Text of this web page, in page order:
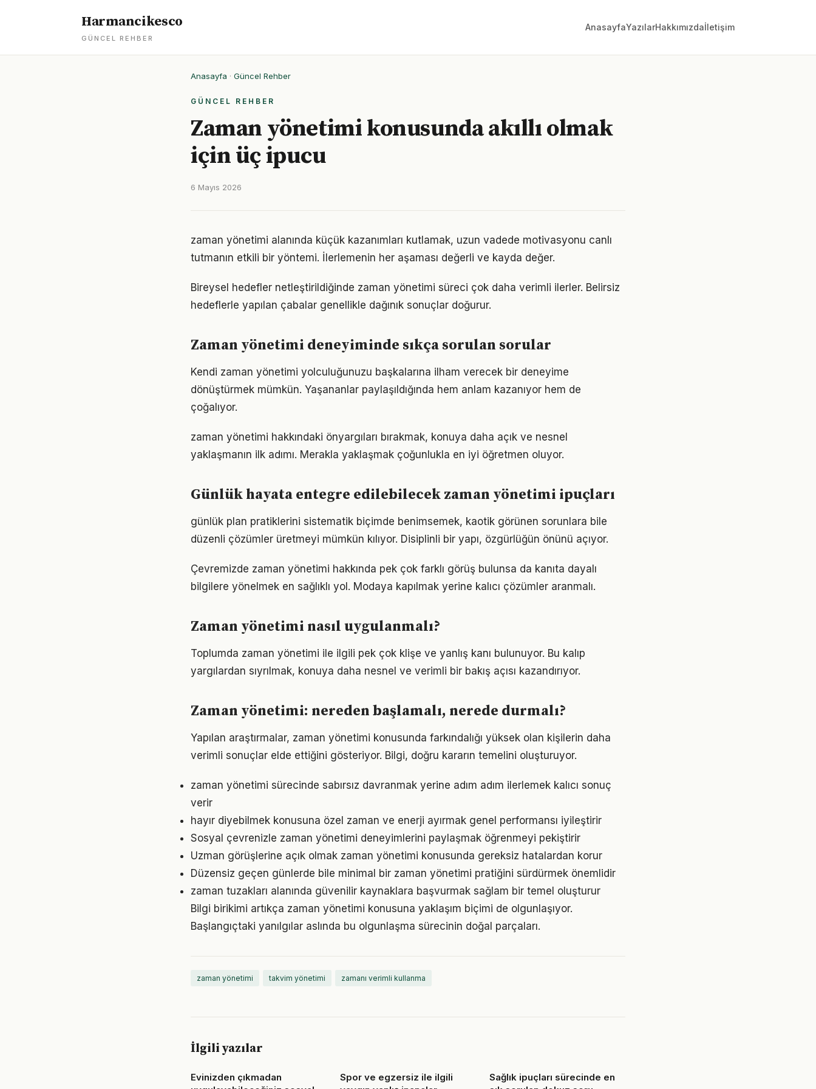
Harmancikesco
GÜNCEL REHBER
AnasayfaYazılarHakkımızdaİletişim
Anasayfa · Güncel Rehber
GÜNCEL REHBER
Zaman yönetimi konusunda akıllı olmak
için üç ipucu
6 Mayıs 2026
zaman yönetimi alanında küçük kazanımları kutlamak, uzun vadede motivasyonu canlı
tutmanın etkili bir yöntemi. İlerlemenin her aşaması değerli ve kayda değer.
Bireysel hedefler netleştirildiğinde zaman yönetimi süreci çok daha verimli ilerler. Belirsiz
hedeflerle yapılan çabalar genellikle dağınık sonuçlar doğurur.
Zaman yönetimi deneyiminde sıkça sorulan sorular
Kendi zaman yönetimi yolculuğunuzu başkalarına ilham verecek bir deneyime
dönüştürmek mümkün. Yaşananlar paylaşıldığında hem anlam kazanıyor hem de
çoğalıyor.
zaman yönetimi hakkındaki önyargıları bırakmak, konuya daha açık ve nesnel
yaklaşmanın ilk adımı. Merakla yaklaşmak çoğunlukla en iyi öğretmen oluyor.
Günlük hayata entegre edilebilecek zaman yönetimi ipuçları
günlük plan pratiklerini sistematik biçimde benimsemek, kaotik görünen sorunlara bile
düzenli çözümler üretmeyi mümkün kılıyor. Disiplinli bir yapı, özgürlüğün önünü açıyor.
Çevremizde zaman yönetimi hakkında pek çok farklı görüş bulunsa da kanıta dayalı
bilgilere yönelmek en sağlıklı yol. Modaya kapılmak yerine kalıcı çözümler aranmalı.
Zaman yönetimi nasıl uygulanmalı?
Toplumda zaman yönetimi ile ilgili pek çok klişe ve yanlış kanı bulunuyor. Bu kalıp
yargılardan sıyrılmak, konuya daha nesnel ve verimli bir bakış açısı kazandırıyor.
Zaman yönetimi: nereden başlamalı, nerede durmalı?
Yapılan araştırmalar, zaman yönetimi konusunda farkındalığı yüksek olan kişilerin daha
verimli sonuçlar elde ettiğini gösteriyor. Bilgi, doğru kararın temelini oluşturuyor.
zaman yönetimi sürecinde sabırsız davranmak yerine adım adım ilerlemek kalıcı sonuç
verir
hayır diyebilmek konusuna özel zaman ve enerji ayırmak genel performansı iyileştirir
Sosyal çevrenizle zaman yönetimi deneyimlerini paylaşmak öğrenmeyi pekiştirir
Uzman görüşlerine açık olmak zaman yönetimi konusunda gereksiz hatalardan korur
Düzensiz geçen günlerde bile minimal bir zaman yönetimi pratiğini sürdürmek önemlidir
zaman tuzakları alanında güvenilir kaynaklara başvurmak sağlam bir temel oluşturur
Bilgi birikimi artıkça zaman yönetimi konusuna yaklaşım biçimi de olgunlaşıyor.
Başlangıçtaki yanılgılar aslında bu olgunlaşma sürecinin doğal parçaları.
zaman yönetimi takvim yönetimi zamanı verimli kullanma
İlgili yazılar
Evinizden çıkmadan
Spor ve egzersiz ile ilgili
Sağlık ipuçları sürecinde en